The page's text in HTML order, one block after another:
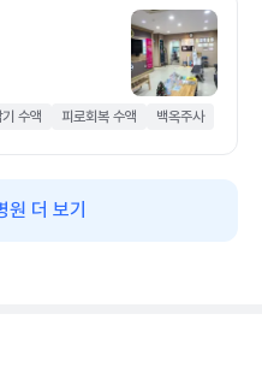
기 수액 피로회복 수액 백옥주사
원 더 보기